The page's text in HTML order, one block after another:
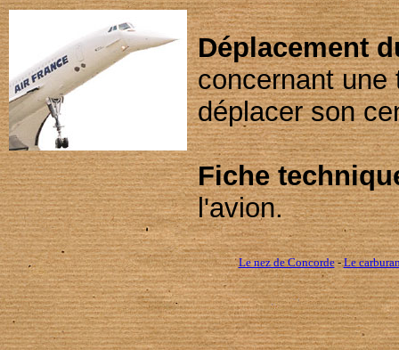
Déplacement
concernant une
déplacer son
Fiche
l'avion.
Le nez de Concorde-Le